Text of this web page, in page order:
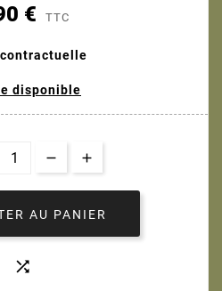
€ TTC
disponible
AU PANIER
